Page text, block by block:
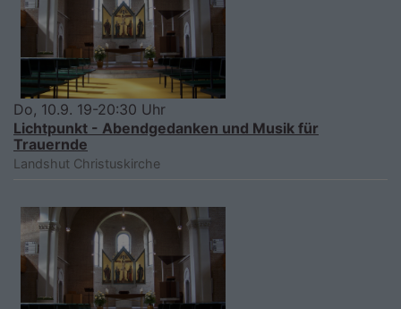
Do, 10.9. 19-20:30 Uhr
Lichtpunkt - Abendgedanken und Musik für
Trauernde
Landshut Christuskirche